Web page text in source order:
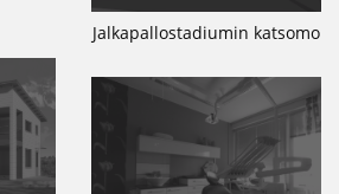
Jalkapallostadiumin katsomo